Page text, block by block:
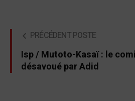
PRÉCÉDENT POSTE
Isp / Mutoto-Kasaï : le
désavoué par Adid